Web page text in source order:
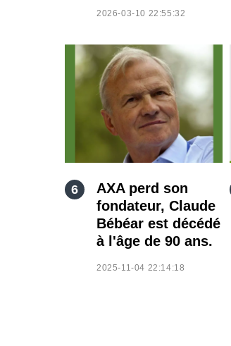
2026-03-10 22:55:32
AXA perd son
fondateur, Claude
Bébéar est décédé
à l'âge de 90 ans.
2025-11-04 22:14:18